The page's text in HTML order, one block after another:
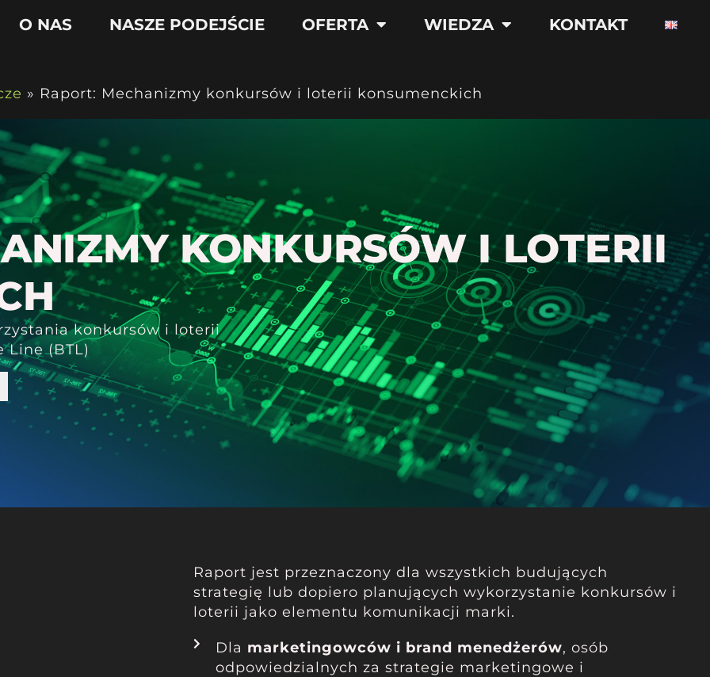
O NAS NASZE PODEJŚCIE OFERTA WIEDZA KONTAKT
» Raport: Mechanizmy konkursów i loterii konsumenckich
KONKURSÓW I LOTERII
konkursów i loterii
(BTL)
Raport jest przeznaczony dla wszystkich budujących
strategię lub dopiero planujących wykorzystanie konkursów i
loterii jako elementu komunikacji marki.
Dla marketingowców i brand menedżerów, osób
odpowiedzialnych za strategie marketingowe i